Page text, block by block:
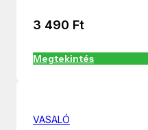
3 490 Ft
Megtekintés
VASALÓ